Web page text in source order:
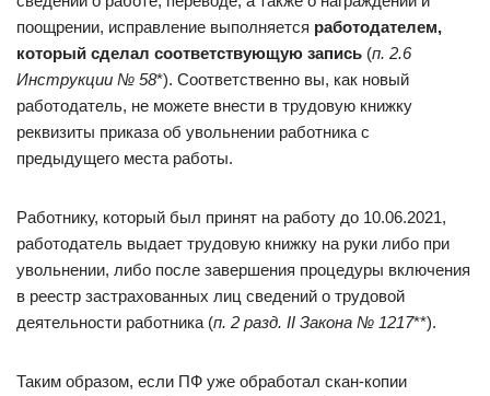
поощрении, исправление выполняется работодателем,
который сделал соответствующую запись (п. 2.6
Инструкции № 58*). Соответственно вы, как новый
работодатель, не можете внести в трудовую книжку
реквизиты приказа об увольнении работника с
предыдущего места работы.
Работнику, который был принят на работу до 10.06.2021,
работодатель выдает трудовую книжку на руки либо при
увольнении, либо после завершения процедуры включения
в реестр застрахованных лиц сведений о трудовой
деятельности работника (п. 2 разд. II Закона № 1217**).
Таким образом, если ПФ уже обработал скан-копии